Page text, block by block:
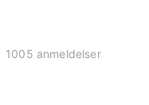
1005 anmeldelser